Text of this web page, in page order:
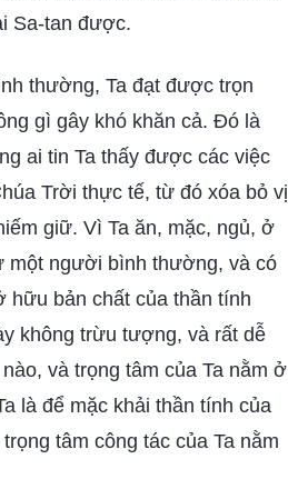
Sa-tan được.
thường, Ta đạt được trọn
gì gây khó khăn cả. Đó là
ai tin Ta thấy được các việc
Trời thực tế, từ đó xóa bỏ vị
giữ. Vì Ta ăn, mặc, ngủ, ở
một người bình thường, và có
hữu bản chất của thần tính
không trừu tượng, và rất dễ
và trọng tâm của Ta nằm ở
là để mặc khải thần tính của
tâm công tác của Ta nằm